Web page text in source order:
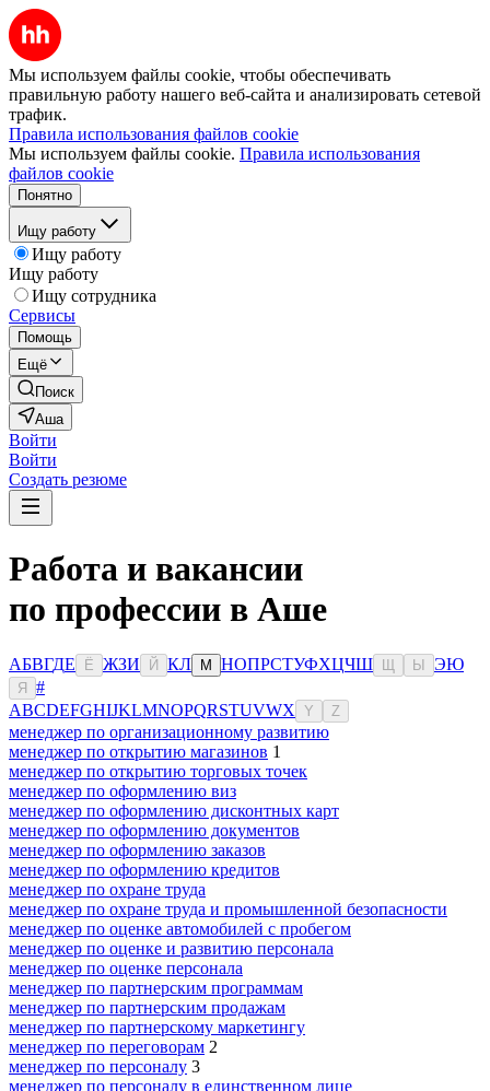
Мы используем файлы cookie, чтобы обеспечивать
правильную работу нашего веб-сайта и анализировать сетевой
трафик.
Правила использования файлов cookie
Мы используем файлы cookie. Правила использования
файлов cookie
Понятно
Ищу работу
Ищу работу
Ищу работу
Ищу сотрудника
Сервисы
Помощь
Ещё
Поиск
Аша
Войти
Войти
Создать резюме
Работа и вакансии
по профессии в Аше
АБВГДЕ Ё ЖЗИ Й КЛ М НОПРСТУФХЦЧШ Ы ЭЮ
Я
#
ABCDEFGHIJKLMNOPQRSTUVWX Y Z
менеджер по организационному развитию
менеджер по открытию магазинов 1
менеджер по открытию торговых точек
менеджер по оформлению виз
менеджер по оформлению дисконтных карт
менеджер по оформлению документов
менеджер по оформлению заказов
менеджер по оформлению кредитов
менеджер по охране труда
менеджер по охране труда и промышленной безопасности
менеджер по оценке автомобилей с пробегом
менеджер по оценке и развитию персонала
менеджер по оценке персонала
менеджер по партнерским программам
менеджер по партнерским продажам
менеджер по партнерскому маркетингу
менеджер по переговорам 2
менеджер по персоналу 3
менеджер по персоналу в единственном лице